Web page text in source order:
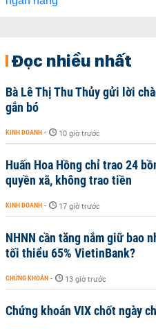
Đọc nhiều nhất
Bà Lê Thị Thu Thủy gửi lời
gắn bó
KINH DOANH - 10 giờ trước
Huấn Hoa Hồng chỉ trao 24
quyền xã, không trao tiền
KINH DOANH - 17 giờ trước
NHNN cần tăng nắm giữ bao
tối thiểu 65% VietinBank?
CHỨNG KHOÁN - 13 giờ trước
Chứng khoán VIX chốt ngày